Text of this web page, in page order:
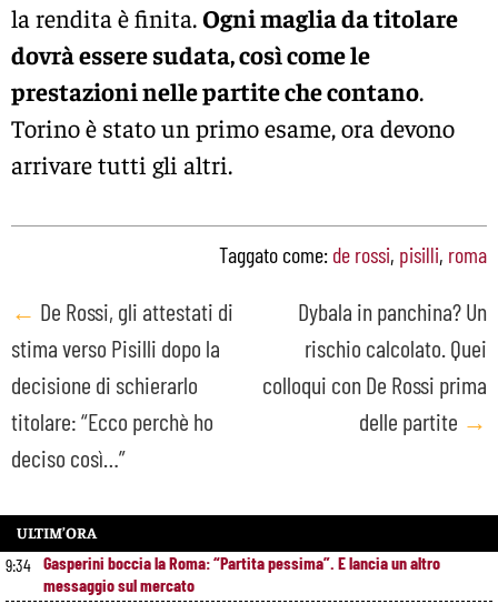
la rendita è finita.Ogni maglia da titolare
dovrà essere sudata, così come le
prestazioni nelle partite che contano.
Torino è stato un primo esame, ora devono
arrivare tutti gli altri.
Taggato come: de rossi, pisilli, roma
Post
navigation
← De Rossi, gli attestati di
stima verso Pisilli dopo la
decisione di schierarlo
titolare: “Ecco perchè ho
deciso così…”
Dybala in panchina? Un
rischio calcolato. Quei
colloqui con De Rossi prima
delle partite →
ULTIM’ORA
9:34 Gasperini boccia la Roma: “Partita pessima”. E lancia un altro
messaggio sul mercato